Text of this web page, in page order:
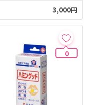
3,000円
0